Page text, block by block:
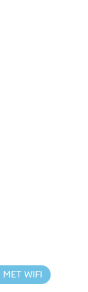
MET WIFI